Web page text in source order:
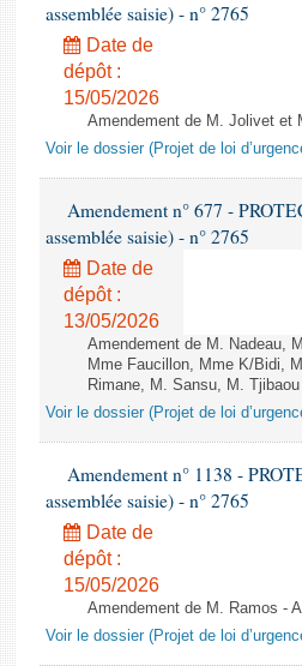
assemblée saisie) - n° 2765
Date de
dépôt :
15/05/2026
Amendement de M. Jolivet et
Voir le dossier (Projet de loi
Amendement n° 677 -
assemblée saisie) - n° 2765
Date de
dépôt :
13/05/2026
Amendement de M. Nadeau,
Mme Faucillon, Mme K/Bidi,
Rimane, M. Sansu, M.
Voir le dossier (Projet de loi
Amendement n° 1138 -
assemblée saisie) - n° 2765
Date de
dépôt :
15/05/2026
Amendement de M. Ramos -
Voir le dossier (Projet de loi